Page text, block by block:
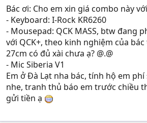
Bác ơi: Cho em xin giá combo này
- Keyboard: I-Rock KR6260
- Mousepad: QCK MASS, btw đang
với QCK+, theo kinh nghiệm của
27cm có đủ xài chưa ạ? @.@
- Mic Siberia V1
Em ở Đà Lạt nha bác, tính hộ em
nhe, tranh thủ báo em trước chiều
gửi tiền ạ